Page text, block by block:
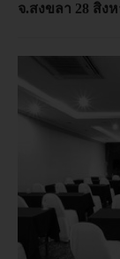
จ.สงขลา 28 สิง